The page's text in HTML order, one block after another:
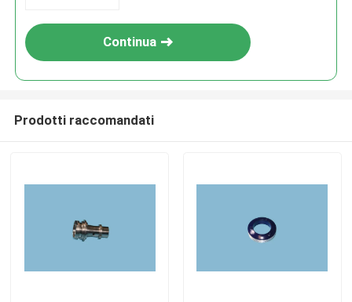
Continua
Prodotti raccomandati